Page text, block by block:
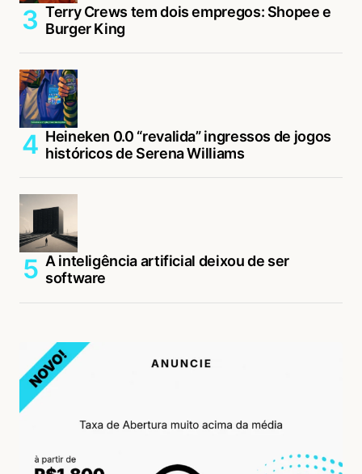
Terry Crews tem dois empregos: Shopee e
Burger King
Heineken 0.0 “revalida” ingressos de jogos
históricos de Serena Williams
A inteligência artificial deixou de ser
software